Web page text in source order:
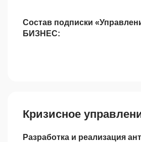
Состав подписки
БИЗНЕС:
Кризисное
Разработка и реализация